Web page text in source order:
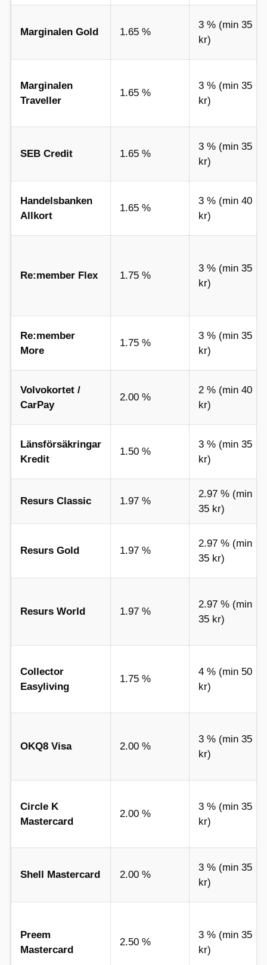
Marginalen Gold 1.65 %
3 % (min 35
kr)
Marginalen
Traveller
1.65 %
3 % (min 35
kr)
SEB Credit 1.65 %
3 % (min 35
kr)
Handelsbanken
Allkort
1.65 %
3 % (min 40
kr)
Re:member Flex 1.75 %
3 % (min 35
kr)
Re:member
More
1.75 %
3 % (min 35
kr)
Volvokortet /
CarPay
2.00 %
2 % (min 40
kr)
Länsförsäkringar
Kredit
1.50 %
3 % (min 35
kr)
Resurs Classic 1.97 %
2.97 % (min
35 kr)
Resurs Gold 1.97 %
2.97 % (min
35 kr)
Resurs World 1.97 %
2.97 % (min
35 kr)
Collector
Easyliving
1.75 %
4 % (min 50
kr)
OKQ8 Visa 2.00 %
3 % (min 35
kr)
Circle K
Mastercard
2.00 %
3 % (min 35
kr)
Shell Mastercard 2.00 %
3 % (min 35
kr)
Preem
Mastercard
2.50 %
3 % (min 35
kr)